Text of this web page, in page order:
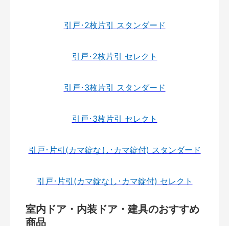
引戸･2枚片引 スタンダード
引戸･2枚片引 セレクト
引戸･3枚片引 スタンダード
引戸･3枚片引 セレクト
引戸･片引(カマ錠なし･カマ錠付) スタンダード
引戸･片引(カマ錠なし･カマ錠付) セレクト
室内ドア・内装ドア・建具のおすすめ
商品